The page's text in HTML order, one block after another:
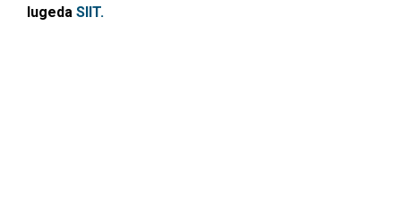
lugeda SIIT.